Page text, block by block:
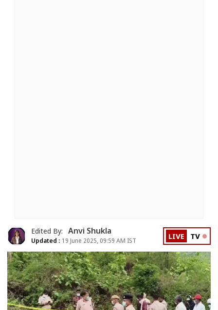
Edited By: Anvi Shukla
Updated : 19 June 2025, 09:59 AM IST LIVE TV